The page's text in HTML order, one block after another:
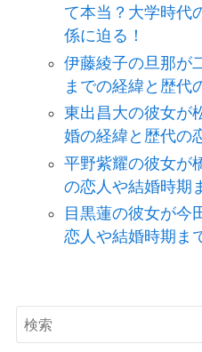
て本当？大学時代
係に迫る！
伊藤綾子の旦那が
までの経緯と歴代
東出昌大の彼女が
婚の経緯と歴代の
平野紫耀の彼女が
の恋人や結婚時期
目黒蓮の彼女が今
恋人や結婚時期ま